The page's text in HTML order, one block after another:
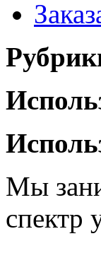
Мы
спектр